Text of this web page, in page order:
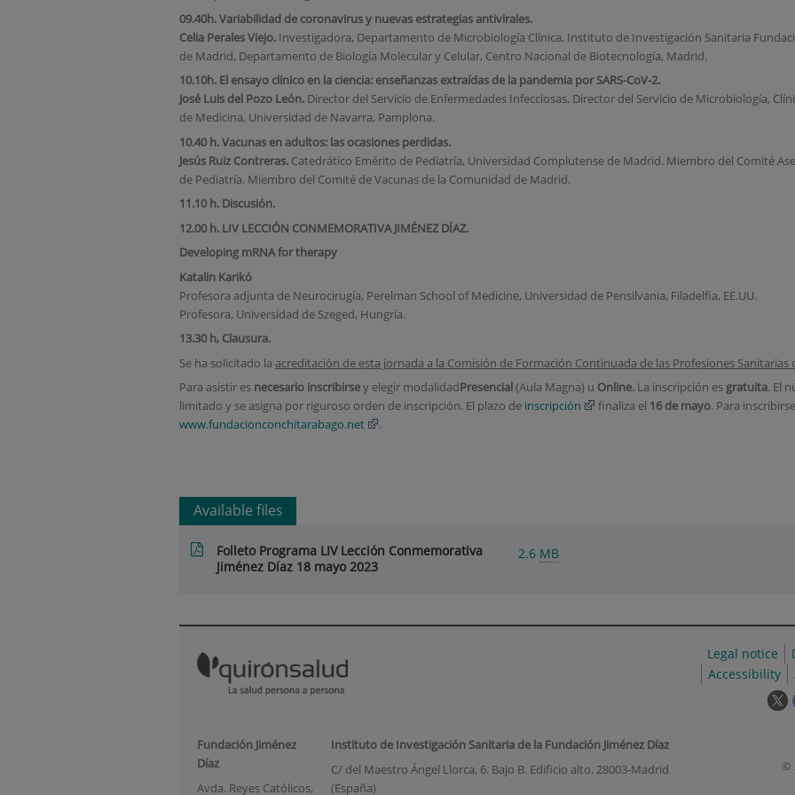
09.40h. Variabilidad de coronavirus y nuevas estrategias antivirales.
Celia Perales Viejo. Investigadora, Departamento de Microbiología Clínica, Instituto de Investigación Sanitaria
de Madrid, Departamento de Biología Molecular y Celular, Centro Nacional de Biotecnología, Madrid.
10.10h. El ensayo clínico en la ciencia: enseñanzas extraídas de la pandemia por SARS-CoV-2.
José Luis del Pozo León. Director del Servicio de Enfermedades Infecciosas. Director del Servicio de Microbiología,
de Medicina, Universidad de Navarra, Pamplona.
10.40 h. Vacunas en adultos: las ocasiones perdidas.
Jesús Ruiz Contreras. Catedrático Emérito de Pediatría, Universidad Complutense de Madrid. Miembro del Comité
de Pediatría. Miembro del Comité de Vacunas de la Comunidad de Madrid.
11.10 h. Discusión.
12.00 h. LIV LECCIÓN CONMEMORATIVA JIMÉNEZ DÍAZ.
Developing mRNA for therapy
Katalin Karikó
Profesora adjunta de Neurocirugía, Perelman School of Medicine, Universidad de Pensilvania, Filadelfia, EE.UU.
Profesora, Universidad de Szeged, Hungría.
13.30 h, Clausura.
Se ha solicitado la acreditación de esta jornada a la Comisión de Formación Continuada de las Profesiones
Para asistir es necesario inscribirsey elegir modalidadPresencial (Aula Magna) u Online. La inscripción es gratuita. El
limitado y se asigna por riguroso orden de inscripción. El plazo de inscripción finaliza el 16 de mayo. Para
www.fundacionconchitarabago.net
.
Available files
Folleto Programa LIV Lección Conmemorativa
Jiménez Díaz 18 mayo 2023
2.6 MB
Fundación Jiménez
Díaz
Avda. Reyes Católicos,
Instituto de Investigación Sanitaria de la Fundación Jiménez Díaz
C/ del Maestro Ángel Llorca, 6. Bajo B. Edificio alto. 28003-Madrid
(España)
Legal notice
Accessibility
©